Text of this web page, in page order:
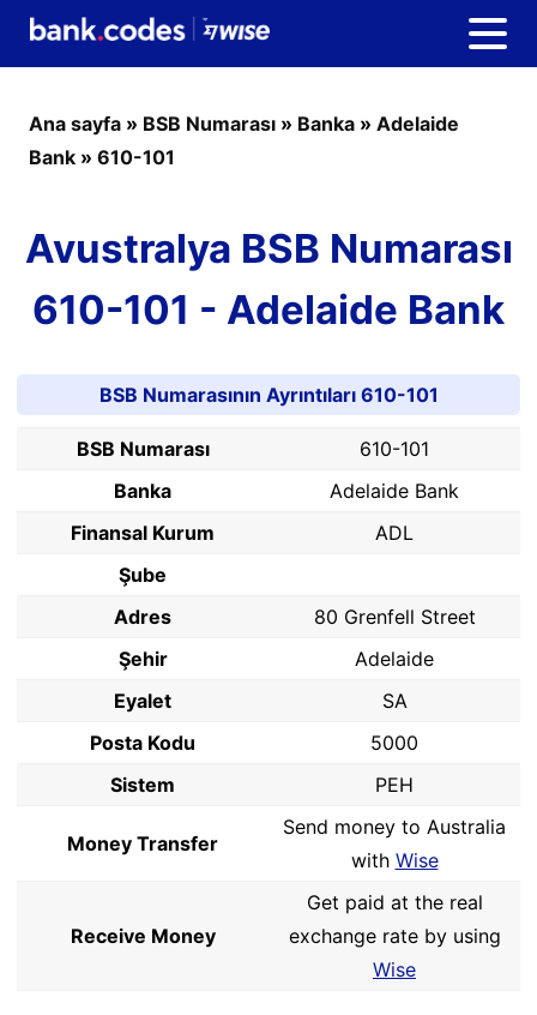
Ana sayfa » BSB Numarası » Banka » Adelaide
Bank » 610-101
Avustralya BSB Numarası
610-101 - Adelaide Bank
BSB Numarasının Ayrıntıları 610-101
BSB Numarası
610-101
Banka
Adelaide Bank
Finansal Kurum
ADL
Şube
Adres
80 Grenfell Street
Şehir
Adelaide
Eyalet
SA
Posta Kodu
5000
Sistem
PEH
Money Transfer
Send money to Australia
with Wise
Receive Money
Get paid at the real
exchange rate by using
Wise